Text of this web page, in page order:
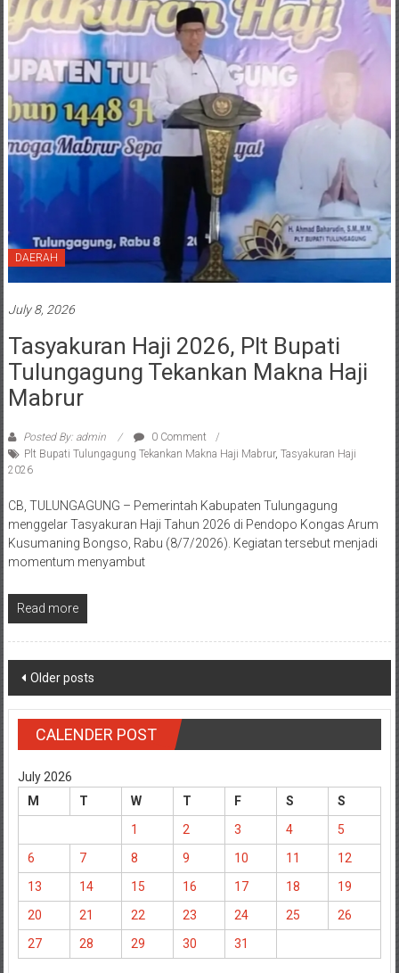
DAERAH
July 8, 2026
Tasyakuran Haji 2026, Plt Bupati
Tulungagung Tekankan Makna Haji
Mabrur
Posted By: admin
0 Comment
Plt Bupati Tulungagung Tekankan Makna Haji Mabrur, Tasyakuran Haji
2026
CB, TULUNGAGUNG – Pemerintah Kabupaten Tulungagung
menggelar Tasyakuran Haji Tahun 2026 di Pendopo Kongas Arum
Kusumaning Bongso, Rabu (8/7/2026). Kegiatan tersebut menjadi
momentum menyambut
Read more
Posts
navigation
Older posts
CALENDER POST
July 2026
M
T W T F S
S
1
2 3 4
5
6
7 8 9 10 11
12
13
14 15 16 17 18
19
20
21 22 23 24 25
26
27
28 29 30 31